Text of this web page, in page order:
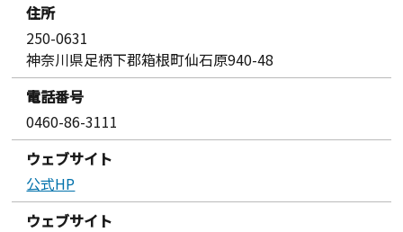
住所
250-0631
神奈川県足柄下郡箱根町仙石原940-48
電話番号
0460-86-3111
ウェブサイト
公式HP
ウェブサイト